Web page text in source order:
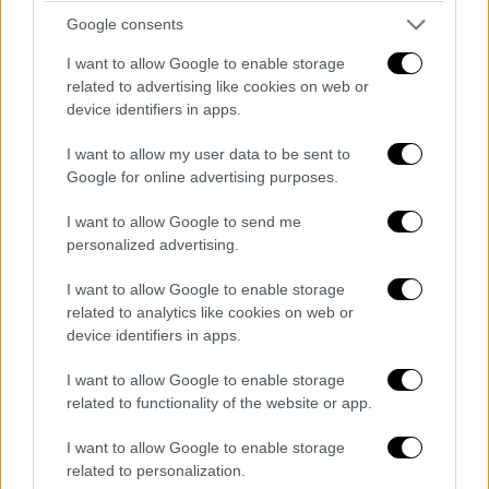
Google consents
I want to allow Google to enable storage
related to advertising like cookies on web or
device identifiers in apps.
I want to allow my user data to be sent to
Google for online advertising purposes.
I want to allow Google to send me
personalized advertising.
I want to allow Google to enable storage
related to analytics like cookies on web or
device identifiers in apps.
I want to allow Google to enable storage
related to functionality of the website or app.
I want to allow Google to enable storage
related to personalization.
ΕΕ προς τηνΟυκρανία, καθώς και τη
δέσμευσή μας να
διατηρήσουμε την πίεση
στη Ρωσία».
Σχετικά με τα θέματα που συζητήθηκαν, ο κ.
τόνισε συγκεκριμένα ότι ήταν η
κατάπαυση των εχθροπραξιών, αλλά και οι
εγγυήσεις ασφαλείας.
Σε ανάρτησή του στο «Χ» ο Πρόεδρος το
κορυφαίες προτεραιότητές μας είναι να
σταματήσει η αιματοχυσία, να προωθήσουμε
διασφαλίσουμε την επιστροφή των χιλιάδων
παιδιών που έχουν απαχθεί από τηΡωσία
συνεργαστούμε με τις ΗΠΑ για
συγκεκριμένες και ουσιαστικές εγγυήσεις